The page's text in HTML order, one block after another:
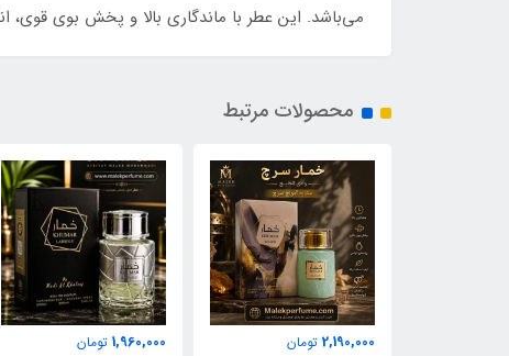
می‌باشد. این عطر با ماندگاری بالا و پخش بوی
محصولات مرتبط
2,190,000 تومان
1,960,000 تومان